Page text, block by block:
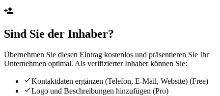
Sind Sie der Inhaber?
Übernehmen Sie diesen Eintrag kostenlos und präsentieren Sie Ihr
Unternehmen optimal. Als verifizierter Inhaber können Sie:
Kontaktdaten ergänzen (Telefon, E-Mail, Website) (Free)
Logo und Beschreibungen hinzufügen (Pro)